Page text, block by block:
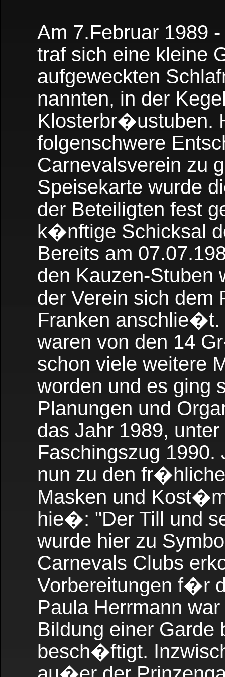
Am 7.Februar 1989
traf sich eine kleine
aufgeweckten
nannten, in der
Klosterbr�ustuben.
folgenschwere
Carnevalsverein zu
Speisekarte wurde
der Beteiligten fest
k�nftige Schicksal
Bereits am
den Kauzen-Stuben
der Verein sich dem
Franken anschlie�t.
waren von den 14
schon viele weitere
worden und es ging
Planungen und
das Jahr 1989,
Faschingszug 1990.
nun zu den
Masken und
hie�: "Der Till und
wurde hier zu
Carnevals Clubs
Vorbereitungen f�r
Paula Herrmann
Bildung einer Garde
besch�ftigt.